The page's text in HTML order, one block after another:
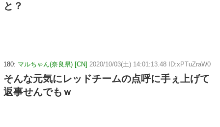
と？
180: マルちゃん(奈良県) [CN] 2020/10/03(土) 14:01:13.48 ID:xPTuZraW0
そんな元気にレッドチームの点呼に手ぇ上げて
返事せんでもｗ